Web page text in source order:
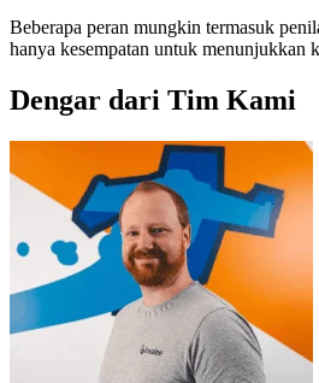
Beberapa peran mungkin termasuk
hanya kesempatan untuk menunjukkan
Dengar dari Tim Kami